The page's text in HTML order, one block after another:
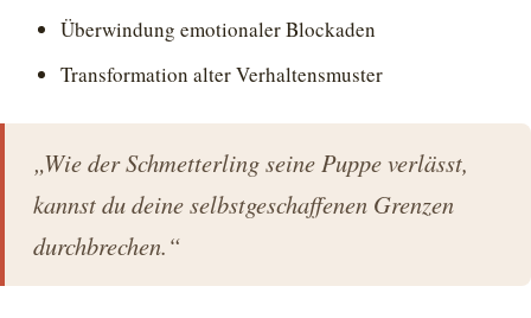
Überwindung emotionaler Blockaden
Transformation alter Verhaltensmuster
„Wie der Schmetterling seine Puppe verlässt,
kannst du deine selbstgeschaffenen Grenzen
durchbrechen.“